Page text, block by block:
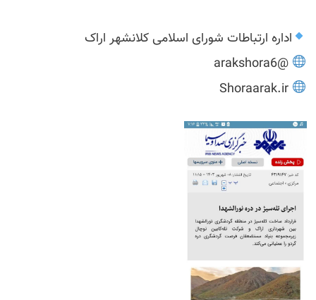
اداره ارتباطات شورای اسلامی کلانشهر اراک
@arakshora6
Shoraarak.ir